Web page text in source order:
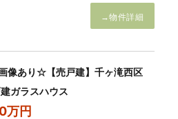
→物件詳細
像あり☆【売戸建】千ヶ滝西区
ガラスハウス
万円